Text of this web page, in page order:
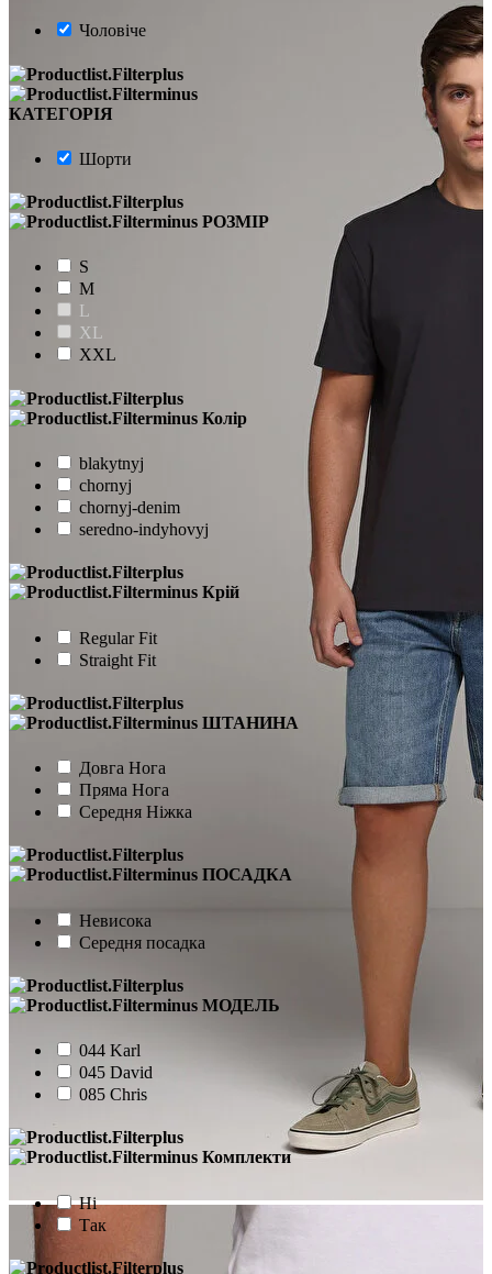
Чоловіче
КАТЕГОРІЯ
Шорти
РОЗМІР
S
M
L
XL
XXL
Колір
blakytnyj
chornyj
chornyj-denim
seredno-indyhovyj
Крій
Regular Fit
Straight Fit
ШТАНИНА
Довга Нога
Пряма Нога
Середня Ніжка
ПОСАДКА
Невисока
Середня посадка
МОДЕЛЬ
044 Karl
045 David
085 Chris
Комплекти
Ні
Так